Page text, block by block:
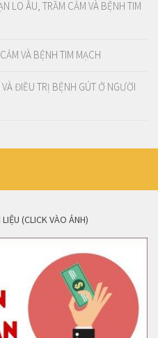
LO ÂU, TRẦM CẢM VÀ BỆNH TIM
VÀ BỆNH TIM MẠCH
ĐIỀU TRỊ BỆNH GÚT Ở NGƯỜI
(CLICK VÀO ẢNH)